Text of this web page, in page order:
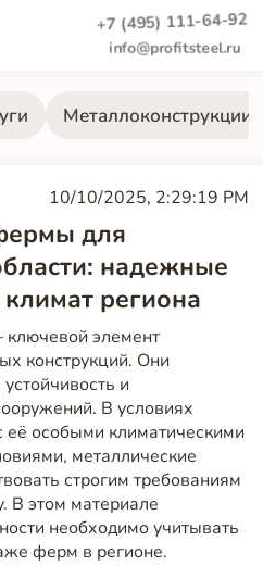
+7 (495) 111-64-92
info@profitsteel.ru
Металлоконструкции
10/10/2025, 2:29:19 PM
для
надежные
региона
элемент
конструкций. Они
и
В условиях
её особыми климатическими
металлические
строгим требованиям
В этом материале
необходимо учитывать
ферм в регионе.